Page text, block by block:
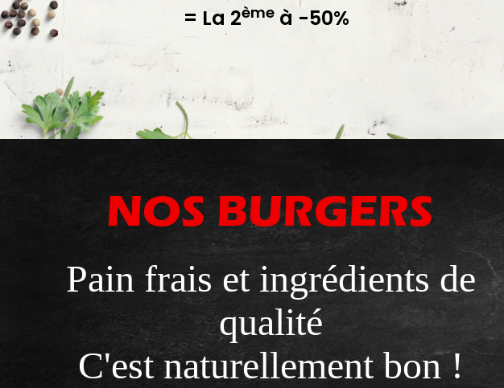
= La 2èmeà -50%
NOS BURGERS
Pain frais et ingrédients de
qualité
C'est naturellement bon !